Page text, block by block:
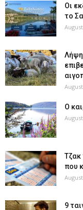
Οι
το
Λήψη
Ο
Tζακ
που
9